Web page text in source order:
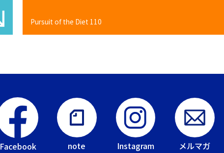
Pursuit of the Diet 110
Facebook note Instagram メルマガ